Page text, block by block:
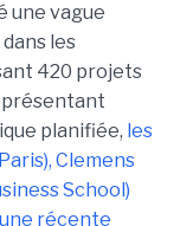
une vague
les
420 projets
planifiée, les
Clemens
School)
récente